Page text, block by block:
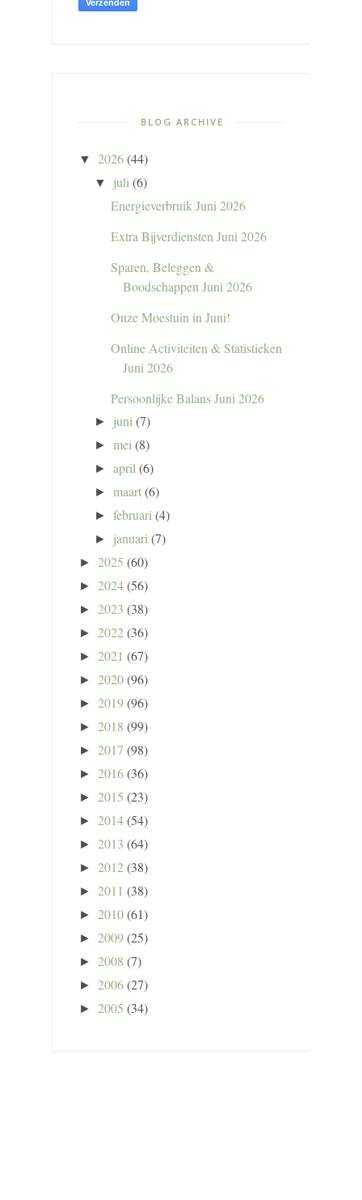
BLOG ARCHIVE
▼ 2026(44)
▼ juli (6)
Energieverbruik Juni 2026
Extra Bijverdiensten Juni 2026
Sparen, Beleggen &
Boodschappen Juni 2026
Onze Moestuin in Juni!
Online Activiteiten & Statistieken
Juni 2026
Persoonlijke Balans Juni 2026
► juni (7)
►mei (8)
►april (6)
►maart(6)
►februari (4)
► januari (7)
► 2025 (60)
► 2024(56)
► 2023 (38)
► 2022(36)
► 2021 (67)
► 2020(96)
► 2019(96)
► 2018 (99)
► 2017 (98)
► 2016(36)
► 2015 (23)
► 2014(54)
► 2013 (64)
► 2012(38)
► 2011 (38)
► 2010(61)
► 2009(25)
► 2008 (7)
► 2006(27)
► 2005 (34)